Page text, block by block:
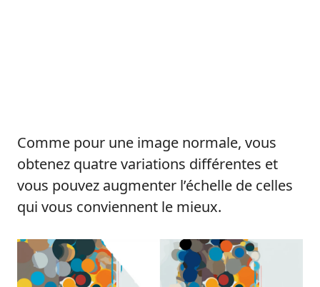
Comme pour une image normale, vous
obtenez quatre variations différentes et
vous pouvez augmenter l’échelle de celles
qui vous conviennent le mieux.